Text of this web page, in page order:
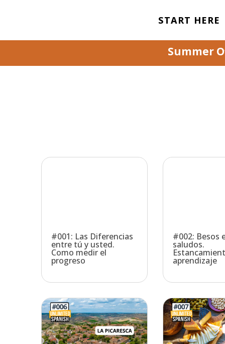
START HERE
Summer
#001: Las Diferencias
entre tú y usted.
Como medir el
progreso
#002: Besos
saludos.
aprendizaje